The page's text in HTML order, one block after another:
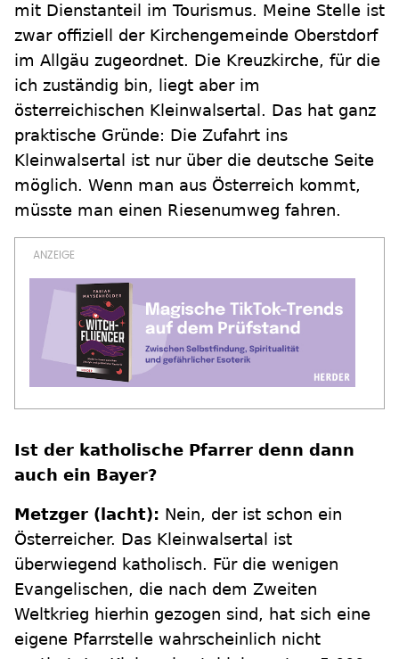
mit Dienstanteil im Tourismus. Meine Stelle ist
zwar offiziell der Kirchengemeinde Oberstdorf
im Allgäu zugeordnet. Die Kreuzkirche, für die
ich zuständig bin, liegt aber im
österreichischen Kleinwalsertal. Das hat ganz
praktische Gründe: Die Zufahrt ins
Kleinwalsertal ist nur über die deutsche Seite
möglich. Wenn man aus Österreich kommt,
müsste man einen Riesenumweg fahren.
Ist der katholische Pfarrer denn dann
auch ein Bayer?
Metzger (lacht): Nein, der ist schon ein
Österreicher. Das Kleinwalsertal ist
überwiegend katholisch. Für die wenigen
Evangelischen, die nach dem Zweiten
Weltkrieg hierhin gezogen sind, hat sich eine
eigene Pfarrstelle wahrscheinlich nicht